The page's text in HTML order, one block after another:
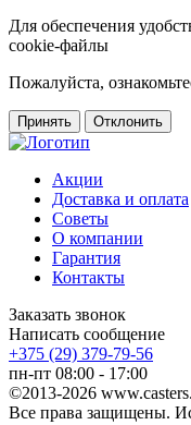
Для обеспечения
cookie-файлы
Пожалуйста,
Принять Отклонить
Акции
Доставка и оплата
Советы
О компании
Гарантия
Контакты
Заказать звонок
Написать сообщение
+375 (29) 379-79-56
пн-пт 08:00 - 17:00
©2013-2026
Все права защищены.